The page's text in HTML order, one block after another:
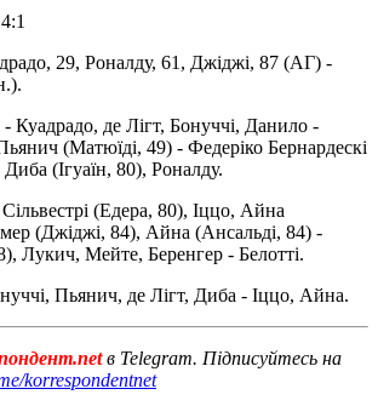
29, Роналду, 61, Джіджі, 87 (АГ) -
Куадрадо, де Лігт, Бонуччі, Данило -
(Матюїді, 49) - Федеріко Бернардескі
(Ігуаїн, 80), Роналду.
Сільвестрі (Едера, 80), Іццо, Айна
(Джіджі, 84), Айна (Ансальді, 84) -
Лукич, Мейте, Беренгер - Белотті.
Пьянич, де Лігт, Диба - Іццо, Айна.
в Telegram. Підписуйтесь на
korrespondentnet